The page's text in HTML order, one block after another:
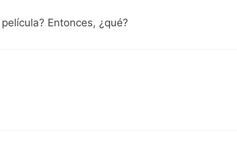
Entonces, ¿qué?